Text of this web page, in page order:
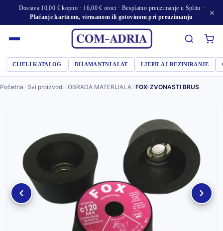
Dostava 10,00 € kopno · 16,00 € otoci · Besplatno preuzimanje u Splitu ·
Plaćanje karticom, virmanom ili gotovinom pri preuzimanju
×
CIJELI KATALOG DIJAMANTNI ALAT LJEPILA I REZINIRANJE
Početna / Svi proizvodi /OBRADA MATERIJALA /FOX-ZVONASTI BRUS